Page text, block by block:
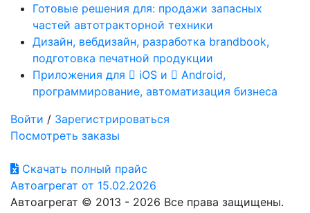
Готовые решения для: продажи запасных
частей автотракторной техники
Дизайн, вебдизайн, разработка brandbook,
подготовка печатной продукции
Приложения для
iOS и
Android,
программирование, автоматизация бизнеса
Войти / Зарегистрироваться
Посмотреть заказы
Скачать полный прайс
Автоагрегат от 15.02.2026
Автоагрегат © 2013 - 2026 Все права защищены.